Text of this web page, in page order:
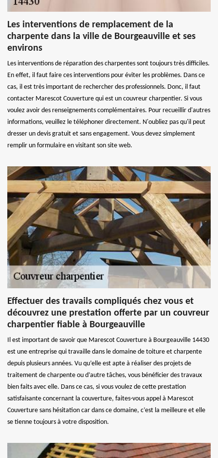
Les interventions de remplacement de la
charpente dans la ville de Bourgeauville et ses
environs
Les interventions de réparation des charpentes sont toujours très difficiles.
En effet, il faut faire ces interventions pour éviter les problèmes. Dans ce
cas, il est très important de rechercher des professionnels. Donc, il faut
contacter Marescot Couverture qui est un couvreur charpentier. Si vous
voulez avoir des renseignements complémentaires. Pour recueillir d'autres
informations, veuillez le téléphoner directement. N'oubliez pas qu'il peut
dresser un devis gratuit et sans engagement. Vous devez simplement
remplir un formulaire en visitant son site web.
Effectuer des travails compliqués chez vous et
découvrez une prestation offerte par un couvreur
charpentier fiable à Bourgeauville
Il est important de savoir que Marescot Couverture à Bourgeauville 14430
est une entreprise qui travaille dans le domaine de toiture et charpente
depuis plusieurs années. Vu qu’elle est apte à réaliser des projets de
traitement de charpente ou d’autre tâches, vous bénéficier des travaux
bien faits avec elle. Dans ce cas, si vous voulez de cette prestation
satisfaisante concernant la couverture, faites-vous appel à Marescot
Couverture sans hésitation car dans ce domaine, c’est la meilleure et elle
se tienne toujours à votre disposition.